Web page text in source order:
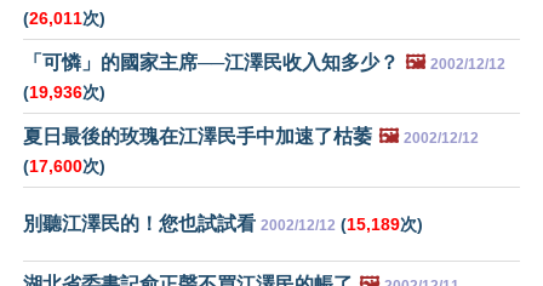
(26,011次)
「可憐」的國家主席──江澤民收入知多少？ 🖼️ 2002/12/12
(19,936次)
夏日最後的玫瑰在江澤民手中加速了枯萎 🖼️ 2002/12/12
(17,600次)
別聽江澤民的！您也試試看 2002/12/12 (15,189次)